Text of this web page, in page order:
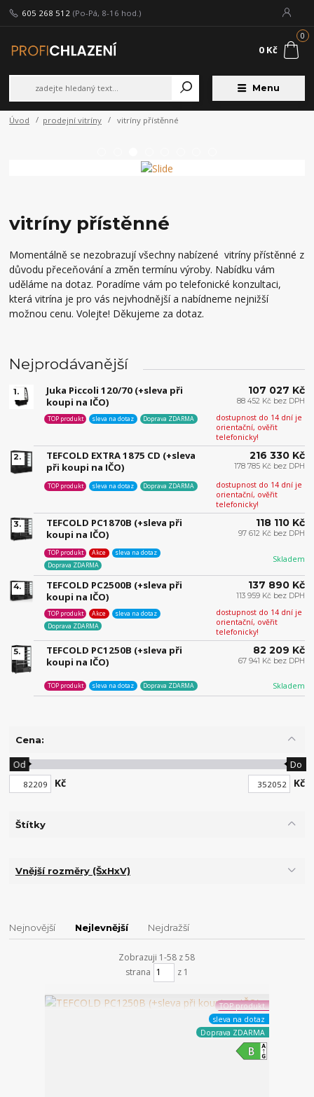
Menu
605 268 512 (Po-Pá, 8-16 hod.)
0
0 Kč
Úvod prodejní vitríny vitríny přístěnné
vitríny přístěnné
Momentálně se nezobrazují všechny nabízené vitríny přístěnné z
důvodu přeceňování a změn termínu výroby. Nabídku vám
uděláme na dotaz. Poradíme vám po telefonické konzultaci,
která vitrína je pro vás nejvhodnější a nabídneme nejnižší
možnou cenu. Volejte! Děkujeme za dotaz.
Nejprodávanější
1.
Juka Piccoli 120/70 (+sleva při
koupi na IČO)
dostupnost do 14 dní je
orientační, ověřit
telefonicky!
TOP produkt sleva na dotaz Doprava ZDARMA
107 027 Kč
88 452 Kč bez DPH
2.
TEFCOLD EXTRA 1875 CD (+sleva
při koupi na IČO)
dostupnost do 14 dní je
orientační, ověřit
telefonicky!
TOP produkt sleva na dotaz Doprava ZDARMA
216 330 Kč
178 785 Kč bez DPH
3.
TEFCOLD PC1870B (+sleva při
koupi na IČO)
Skladem
TOP produkt Akce
sleva na dotaz
Doprava ZDARMA
118 110 Kč
97 612 Kč bez DPH
4.
TEFCOLD PC2500B (+sleva při
koupi na IČO)
dostupnost do 14 dní je
orientační, ověřit
telefonicky!
TOP produkt Akce
sleva na dotaz
Doprava ZDARMA
137 890 Kč
113 959 Kč bez DPH
5.
TEFCOLD PC1250B (+sleva při
koupi na IČO)
Skladem
TOP produkt sleva na dotaz Doprava ZDARMA
82 209 Kč
67 941 Kč bez DPH
Cena:
Kč
Od Do
Kč
Štítky
Vnější rozměry (ŠxHxV)
Nejnovější Nejlevnější Nejdražší
Zobrazuji 1-58 z 58
strana
z 1
TOP produkt
sleva na dotaz
Doprava ZDARMA